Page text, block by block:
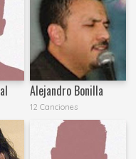
Alejandro Bonilla
12 Canciones